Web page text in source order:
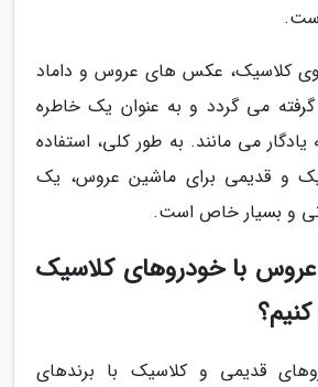
کلاسیک، عکس های عروس و داماد
می گردد و به عنوان یک خاطره
می مانند. به طور کلی، استفاده
و قدیمی برای ماشین عروس، یک
و بسیار خاص است.
با خودروهای کلاسیک
قدیمی و کلاسیک با برندهای